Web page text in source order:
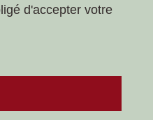
d'accepter votre